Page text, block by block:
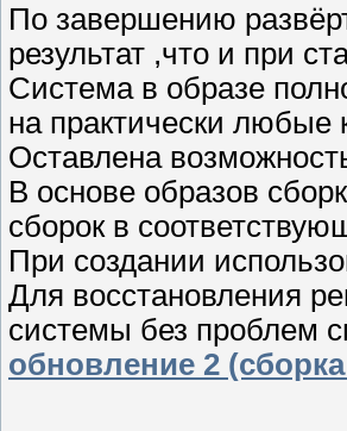
По завершению
результат ,что и при
Система в образе
на практически любые
Оставлена
В основе образов
сборок в
При создании
Для восстановления
системы без проблем
обновление 2 (сборка